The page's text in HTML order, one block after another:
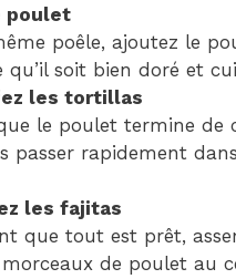
poulet
poêle, ajoutez le
qu’il soit bien doré et
les tortillas
le poulet termine de
passer rapidement
les fajitas
que tout est prêt,
de poulet au